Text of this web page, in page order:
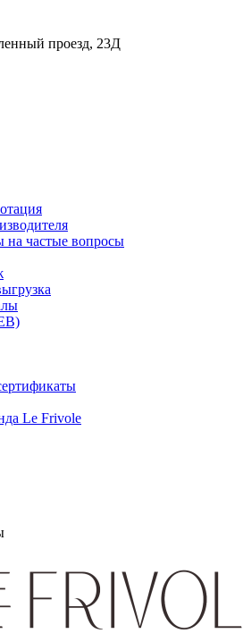
проезд, 23Д
на частые вопросы
Le Frivole